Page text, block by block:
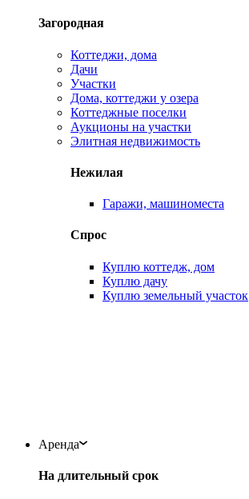
Загородная
Коттеджи, дома
Дачи
Участки
Дома, коттеджи у озера
Коттеджные поселки
Аукционы на участки
Элитная недвижимость
Нежилая
Гаражи, машиноместа
Спрос
Куплю коттедж, дом
Куплю дачу
Куплю земельный участок
Аренда
На длительный срок